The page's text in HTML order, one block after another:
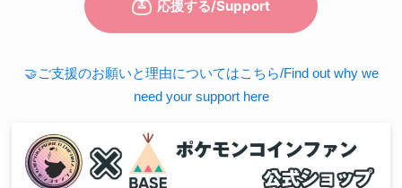
🤝ご支援のお願いと理由についてはこちら/Find out why we
need your support here